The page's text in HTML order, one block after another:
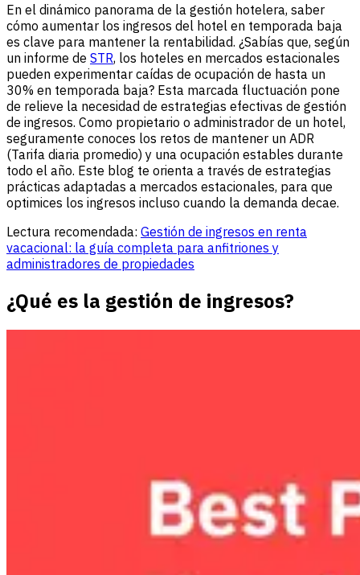
En el dinámico panorama de la gestión hotelera, saber
cómo aumentar los ingresos del hotel en temporada baja
es clave para mantener la rentabilidad. ¿Sabías que, según
un informe de STR, los hoteles en mercados estacionales
pueden experimentar caídas de ocupación de hasta un
30% en temporada baja? Esta marcada fluctuación pone
de relieve la necesidad de estrategias efectivas de gestión
de ingresos. Como propietario o administrador de un hotel,
seguramente conoces los retos de mantener un ADR
(Tarifa diaria promedio) y una ocupación estables durante
todo el año. Este blog te orienta a través de estrategias
prácticas adaptadas a mercados estacionales, para que
optimices los ingresos incluso cuando la demanda decae.
Lectura recomendada: Gestión de ingresos en renta
vacacional: la guía completa para anfitriones y
administradores de propiedades
¿Qué es la gestión de ingresos?